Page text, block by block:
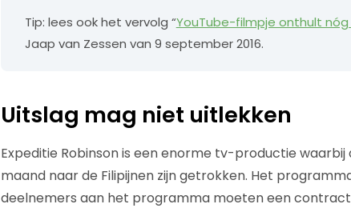
Tip: lees ook het vervolg “YouTube-filmpje onthult nóg
Jaap van Zessen van 9 september 2016.
Uitslag mag niet uitlekken
Expeditie Robinson is een enorme tv-productie
maand naar de Filipijnen zijn getrokken. Het
deelnemers aan het programma moeten een